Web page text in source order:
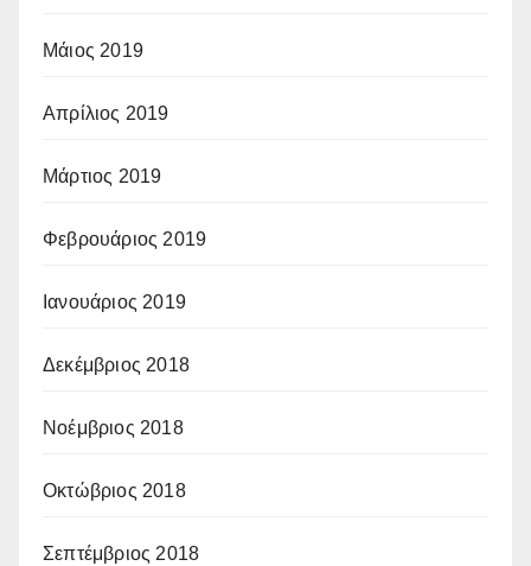
Μάιος 2019
Απρίλιος 2019
Μάρτιος 2019
Φεβρουάριος 2019
Ιανουάριος 2019
Δεκέμβριος 2018
Νοέμβριος 2018
Οκτώβριος 2018
Σεπτέμβριος 2018